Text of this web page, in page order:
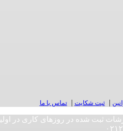
|ثبت شکایت |تماس با ما
می‌باشد | کلیه سفارشات ثبت شده در